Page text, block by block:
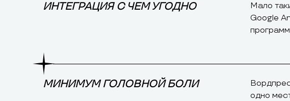
ИНТЕГРАЦИЯ С ЧЕМ УГОДНО
Мало
Google
МИНИМУМ ГОЛОВНОЙ БОЛИ
одно